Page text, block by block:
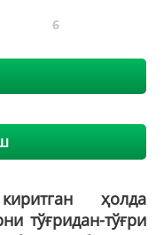
6
ҳолда
тўғридан-тўғри